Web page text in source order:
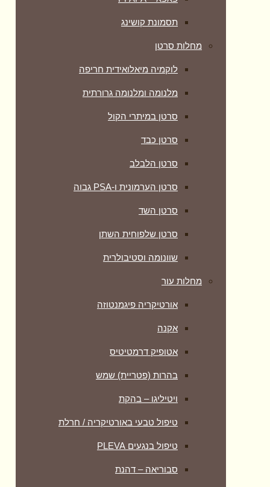
תסמונת קושינג
מחלות סרטן
לוקמיה מיאלואידית חריפה
מלנומה ומלנומה גרורתית
סרטן במיתרי הקול
סרטן כבד
סרטן הלבלב
סרטן הערמונית ו-PSA גבוה
סרטן השד
סרטן שלפוחית השתן
שוונומה וסטיבולרית
מחלות עור
אורטיקריה פיגמנטוזה
אקנה
אטופיק דרמטיטיס
בהרות (פטריית) שמש
ויטיליגו – בהקת
טיפול טבעי באורטיקריה / חרלת
טיפול בנגעים PLEVA
סבוריאה – דהנת